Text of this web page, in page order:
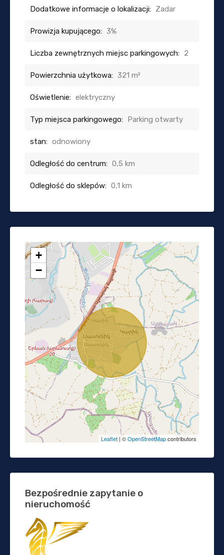
Dodatkowe informacje o lokalizacji: Zadar
Prowizja kupującego: 3%
Liczba zewnętrznych miejsc parkingowych: 2
Powierzchnia użytkowa: 321 m²
Oświetlenie: elektryczny
Typ miejsca parkingowego: Parking otwarty
stan: odnowiony
Odległość do centrum: 0,5 km
Odległość do sklepów: 0,1 km
+
−
Leaflet| ©OpenStreetMapcontributors
Bezpośrednie zapytanie o
nieruchomość